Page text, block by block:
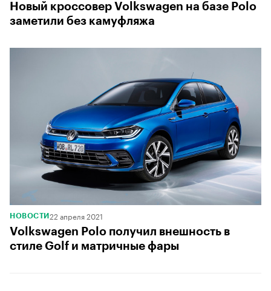
Новый кроссовер Volkswagen на базе Polo
заметили без камуфляжа
НОВОСТИ 22 апреля 2021
Volkswagen Polo получил внешность в
стиле Golf и матричные фары